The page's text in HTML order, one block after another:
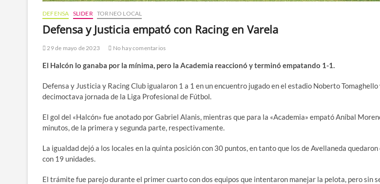
DEFENSA SLIDER TORNEO LOCAL
Defensa y Justicia empató con Racing en Varela
29 de mayo de 2023 No hay comentarios
El Halcón lo ganaba por la mínima, pero la Academia reaccionó y terminó empatando 1-1.
Defensa y Justicia y Racing Club igualaron 1 a 1 en un encuentro jugado en el estadio Noberto
decimoctava jornada de la Liga Profesional de Fútbol.
El gol del «Halcón» fue anotado por Gabriel Alanis, mientras que para la «Academia» empató Aníbal
minutos, de la primera y segunda parte, respectivamente.
La igualdad dejó a los locales en la quinta posición con 30 puntos, en tanto que los de Avellaneda
con 19 unidades.
El trámite fue parejo durante el primer cuarto con dos equipos que intentaron manejar la pelota, pero sin